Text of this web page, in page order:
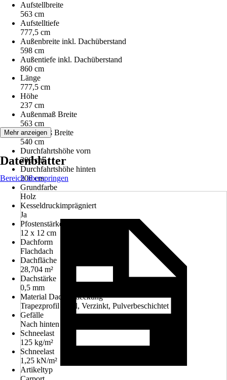
Aufstellbreite
563 cm
Aufstelltiefe
777,5 cm
Außenbreite inkl. Dachüberstand
598 cm
Außentiefe inkl. Dachüberstand
860 cm
Länge
777,5 cm
Höhe
237 cm
Außenmaß Breite
563 cm
Innenmaß Breite
540 cm
Durchfahrtshöhe vorn
206 cm
Durchfahrtshöhe hinten
206 cm
Grundfarbe
Holz
Kesseldruckimprägniert
Ja
Pfostenstärke
12 x 12 cm
Dachform
Flachdach
Dachfläche
28,704 m²
Dachstärke
0,5 mm
Material Dacheindeckung
Trapezprofil Stahl, Verzinkt, Pulverbeschichtet
Gefälle
Nach hinten
Schneelast
125 kg/m²
Schneelast
1,25 kN/m²
Artikeltyp
Mehr anzeigen
Datenblätter
Bereich überspringen